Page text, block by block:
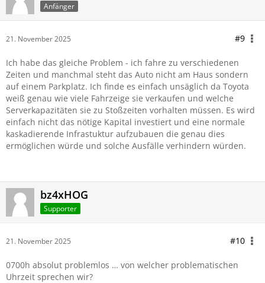
Anfänger
21. November 2025 #9
Ich habe das gleiche Problem - ich fahre zu verschiedenen
Zeiten und manchmal steht das Auto nicht am Haus sondern
auf einem Parkplatz. Ich finde es einfach unsäglich da Toyota
weiß genau wie viele Fahrzeige sie verkaufen und welche
Serverkapazitäten sie zu Stoßzeiten vorhalten müssen. Es wird
einfach nicht das nötige Kapital investiert und eine normale
kaskadierende Infrastuktur aufzubauen die genau dies
ermöglichen würde und solche Ausfälle verhindern würden.
bz4xHOG
Supporter
21. November 2025 #10
0700h absolut problemlos … von welcher problematischen
Uhrzeit sprechen wir?